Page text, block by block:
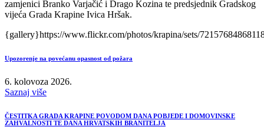
zamjenici Branko Varjačić i Drago Kozina te predsjednik Gradskog
vijeća Grada Krapine Ivica Hršak.
{gallery}https://www.flickr.com/photos/krapina/sets/
Upozorenje na povećanu opasnost od požara
6. kolovoza 2026.
Saznaj više
ČESTITKA GRADA KRAPINE POVODOM DANA POBJEDE I DOMOVINSKE
ZAHVALNOSTI TE DANA HRVATSKIH BRANITELJA